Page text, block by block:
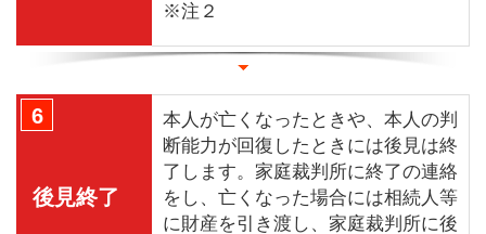
※注２
6
後見終了
本人が亡くなったときや、本人の判
断能力が回復したときには後見は終
了します。家庭裁判所に終了の連絡
をし、亡くなった場合には相続人等
に財産を引き渡し、家庭裁判所に後